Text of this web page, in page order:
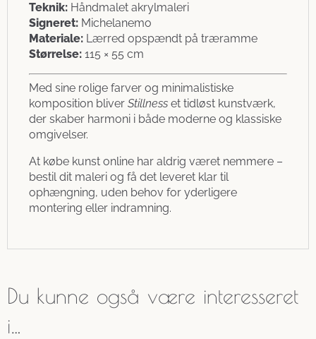
Teknik: Håndmalet akrylmaleri
Signeret: Michelanemo
Materiale: Lærred opspændt på træramme
Størrelse: 115 × 55 cm
Med sine rolige farver og minimalistiske
komposition bliver Stillness et tidløst kunstværk,
der skaber harmoni i både moderne og klassiske
omgivelser.
At købe kunst online har aldrig været nemmere –
bestil dit maleri og få det leveret klar til
ophængning, uden behov for yderligere
montering eller indramning.
Du kunne også være interesseret
i…